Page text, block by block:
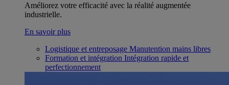
Améliorez votre efficacité avec la réalité augmentée
industrielle.
En savoir plus
Logistique et entreposage Manutention mains libres
Formation et intégration Intégration rapide et
perfectionnement